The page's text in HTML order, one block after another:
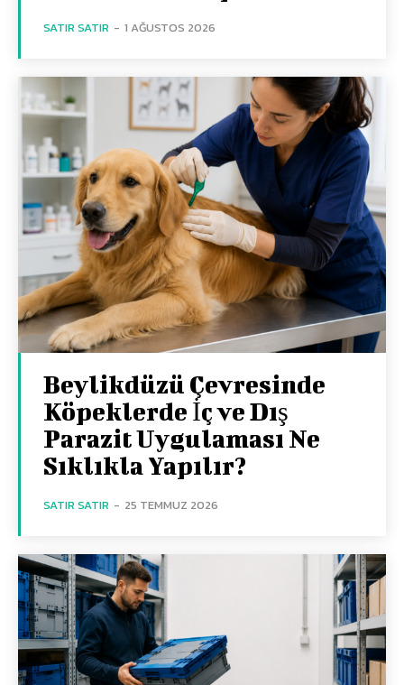
SATIR SATIR - 1 AĞUSTOS 2026
Beylikdüzü Çevresinde
Köpeklerde İç ve Dış
Parazit Uygulaması Ne
Sıklıkla Yapılır?
SATIR SATIR - 25 TEMMUZ 2026